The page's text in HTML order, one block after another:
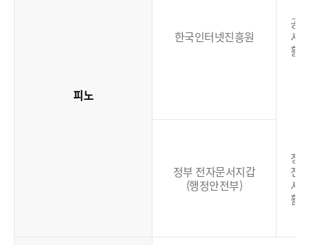
피노
한국인터넷진흥원
공
서
활
정부 전자문서지갑
(행정안전부)
정
전
서
활